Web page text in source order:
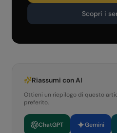
Scopri i
Riassumi con AI
Ottieni un riepilogo di questo
preferito.
ChatGPT Gemini